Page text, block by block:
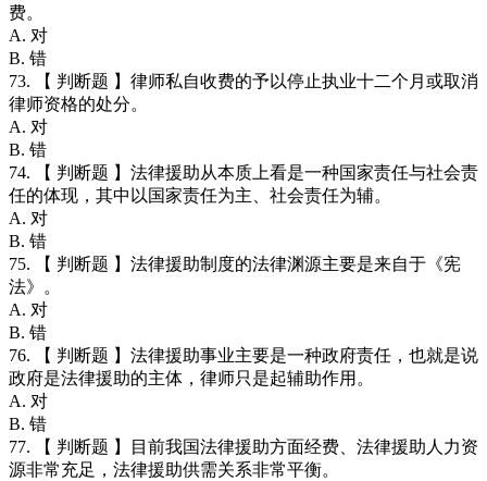
费。
A. 对
B. 错
73. 【 判断题 】律师私自收费的予以停止执业十二个月或取消
律师资格的处分。
A. 对
B. 错
74. 【 判断题 】法律援助从本质上看是一种国家责任与社会责
任的体现，其中以国家责任为主、社会责任为辅。
A. 对
B. 错
75. 【 判断题 】法律援助制度的法律渊源主要是来自于《宪
法》。
A. 对
B. 错
76. 【 判断题 】法律援助事业主要是一种政府责任，也就是说
政府是法律援助的主体，律师只是起辅助作用。
A. 对
B. 错
77. 【 判断题 】目前我国法律援助方面经费、法律援助人力资
源非常充足，法律援助供需关系非常平衡。